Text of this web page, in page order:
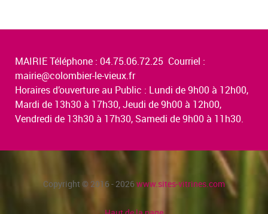
MAIRIE Téléphone : 04.75.06.72.25 Courriel :
mairie@colombier-le-vieux.fr
Horaires d’ouverture au Public : Lundi de 9h00 à 12h00,
Mardi de 13h30 à 17h30, Jeudi de 9h00 à 12h00,
Vendredi de 13h30 à 17h30, Samedi de 9h00 à 11h30.
Copyright © 2016 - 2026www.sites-vitrines.com